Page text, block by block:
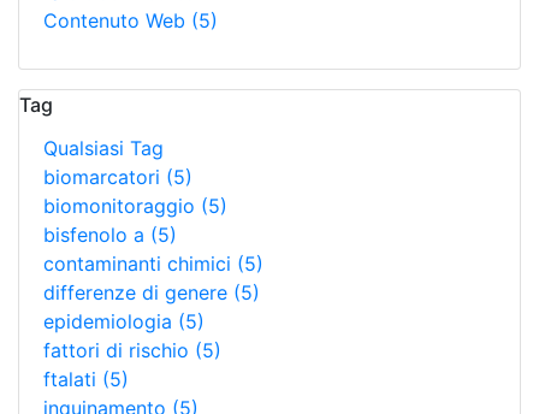
Contenuto Web (5)
Tag
Qualsiasi Tag
biomarcatori (5)
biomonitoraggio (5)
bisfenolo a (5)
contaminanti chimici (5)
differenze di genere (5)
epidemiologia (5)
fattori di rischio (5)
ftalati (5)
inquinamento (5)